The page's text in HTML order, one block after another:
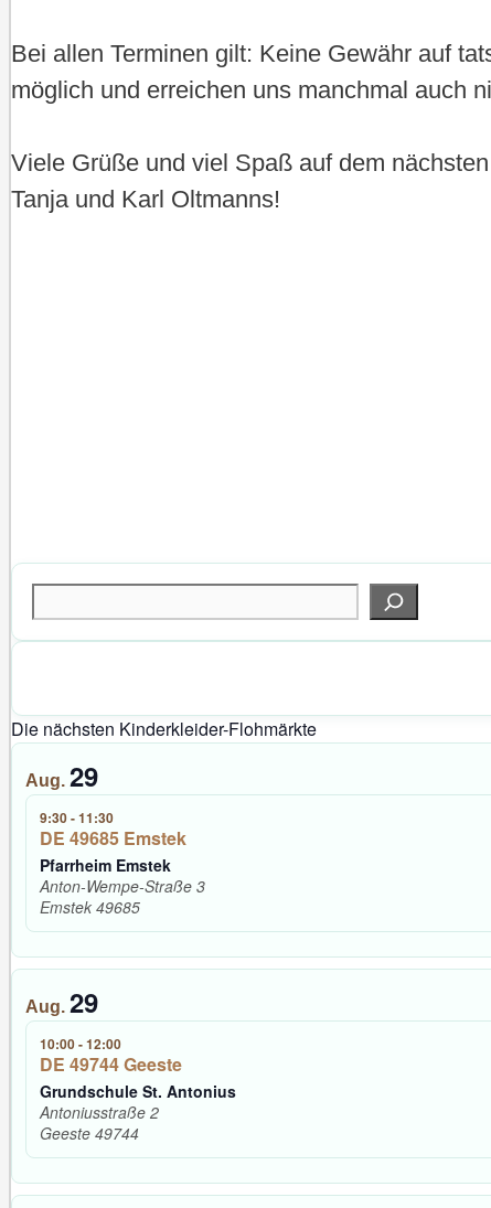
Bei allen Terminen gilt: Keine Gewähr auf
möglich und erreichen uns manchmal auch
Viele Grüße und viel Spaß auf dem
Tanja und Karl Oltmanns!
Die nächsten Kinderkleider-Flohmärkte
Aug. 29
9:30-11:30
DE 49685 Emstek
Pfarrheim Emstek
Anton-Wempe-Straße 3
Emstek 49685
Aug. 29
10:00-12:00
DE 49744 Geeste
Grundschule St. Antonius
Antoniusstraße 2
Geeste 49744